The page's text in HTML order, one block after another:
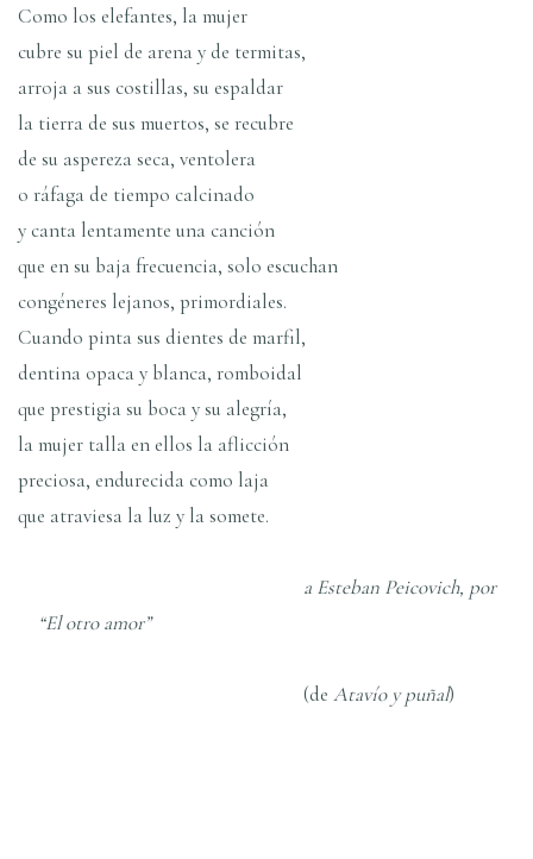
Como los elefantes, la mujer
cubre su piel de arena y de termitas,
arroja a sus costillas, su espaldar
la tierra de sus muertos, se recubre
de su aspereza seca, ventolera
o ráfaga de tiempo calcinado
y canta lentamente una canción
que en su baja frecuencia, solo escuchan
congéneres lejanos, primordiales.
Cuando pinta sus dientes de marfil,
dentina opaca y blanca, romboidal
que prestigia su boca y su alegrí­a,
la mujer talla en ellos la aflicción
preciosa, endurecida como laja
que atraviesa la luz y la somete.
a Esteban Peicovich, por
“El otro amor”
(de Ataví­o y puñal)